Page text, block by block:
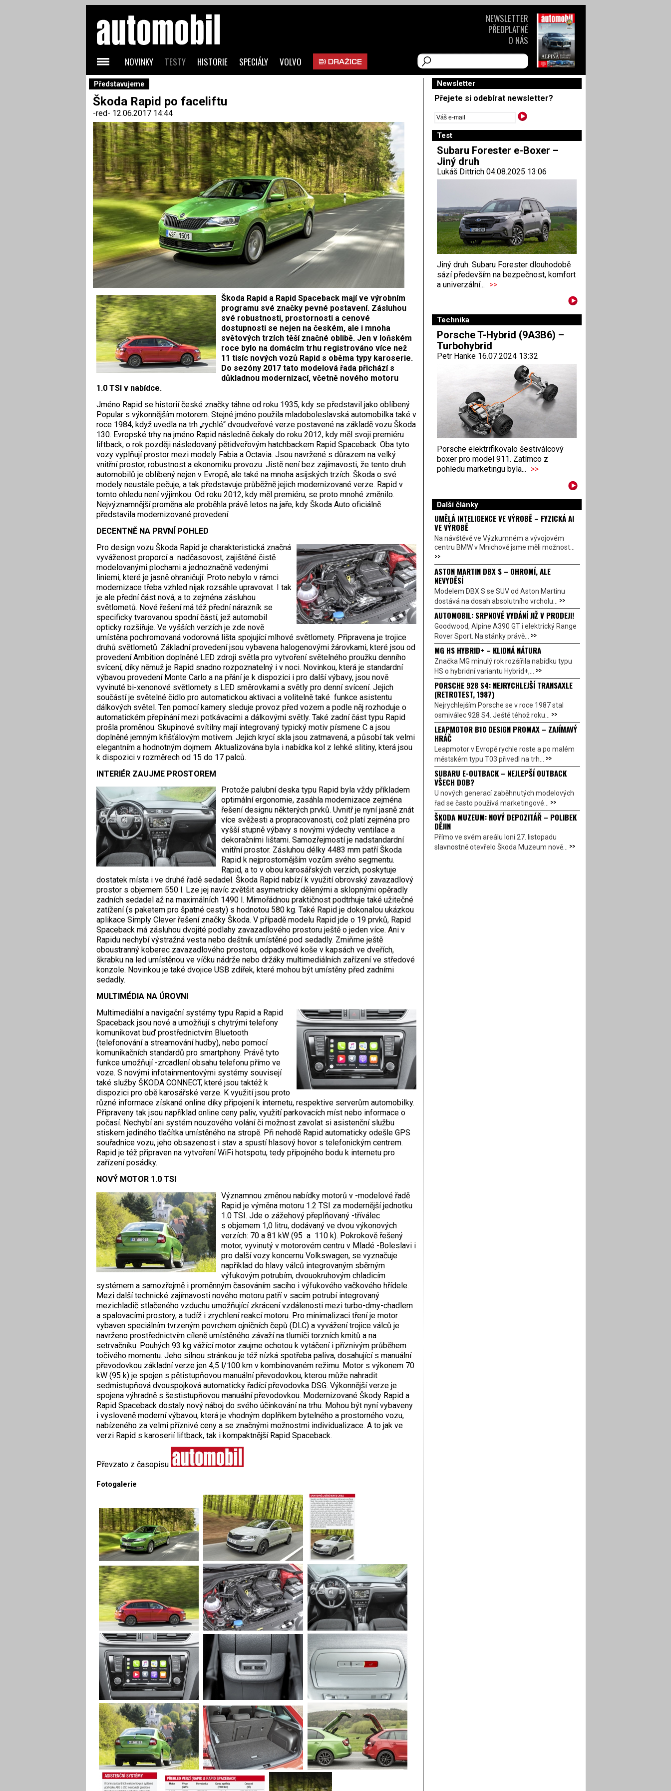
Představujeme
Škoda Rapid po faceliftu
-red- 12.06.2017 14:44
Škoda Rapid a Rapid Spaceback mají ve výrobním
programu své značky pevné postavení. Zásluhou
své robustnosti, prostornosti a cenové
dostupnosti se nejen na českém, ale i mnoha
světových trzích těší značné oblibě. Jen v loňském
roce bylo na domácím trhu registrováno více než
11 tisíc nových vozů Rapid s oběma typy karoserie.
Do sezóny 2017 tato modelová řada přichází s
důkladnou modernizací, včetně nového motoru
1.0 TSI v nabídce.
Jméno Rapid se historií české značky táhne od roku 1935, kdy se představil jako oblíbený
Popular s výkonnějším motorem. Stejné jméno použila mladoboleslavská automobilka také v
roce 1984, když uvedla na trh „rychlé“ dvoudveřové verze postavené na základě vozu Škoda
130. Evropské trhy na jméno Rapid následně čekaly do roku 2012, kdy měl svoji premiéru
liftback, o rok později následovaný pětidveřovým hatchbackem Rapid Spaceback. Oba tyto
vozy vyplňují prostor mezi modely Fabia a Octavia. Jsou navržené s důrazem na velký
vnitřní prostor, robustnost a ekonomiku provozu. Jistě není bez zajímavosti, že tento druh
automobilů je oblíbený nejen v Evropě, ale také na mnoha asijských trzích. Škoda o své
modely neustále pečuje, a tak představuje průběžně jejich modernizované verze. Rapid v
tomto ohledu není výjimkou. Od roku 2012, kdy měl premiéru, se proto mnohé změnilo.
Nejvýznamnější proměna ale proběhla právě letos na jaře, kdy Škoda Auto oficiálně
představila modernizované provedení.
DECENTNĚ NA PRVNÍ POHLED
Pro design vozu Škoda Rapid je charakteristická značná
vyváženost proporcí a nadčasovost, zajištěné čistě
modelovanými plochami a jednoznačně vedenými
liniemi, které je jasně ohraničují. Proto nebylo v rámci
modernizace třeba vzhled nijak rozsáhle upravovat. I tak
je ale přední část nová, a to zejména zásluhou
světlometů. Nové řešení má též přední nárazník se
specificky tvarovanou spodní částí, jež automobil
opticky rozšiřuje. Ve vyšších verzích je zde nově
umístěna pochromovaná vodorovná lišta spojující mlhové světlomety. Připravena je trojice
druhů světlometů. Základní provedení jsou vybavena halogenovými žárovkami, které jsou od
provedení Ambition doplněné LED zdroji světla pro vytvoření světelného proužku denního
svícení, díky němuž je Rapid snadno rozpoznatelný i v noci. Novinkou, která je standardní
výbavou provedení Monte Carlo a na přání je k dispozici i pro další výbavy, jsou nově
vyvinuté bi-xenonové světlomety s LED směrovkami a světly pro denní svícení. Jejich
součástí je světelné čidlo pro automatickou aktivaci a volitelně také funkce asistentu
dálkových světel. Ten pomocí kamery sleduje provoz před vozem a podle něj rozhoduje o
automatickém přepínání mezi potkávacími a dálkovými světly. Také zadní část typu Rapid
prošla proměnou. Skupinové svítilny mají integrovaný typický motiv písmene C a jsou
doplněné jemným křišťálovým motivem. Jejich krycí skla jsou zatmavená, a působí tak velmi
elegantním a hodnotným dojmem. Aktualizována byla i nabídka kol z lehké slitiny, která jsou
k dispozici v rozměrech od 15 do 17 palců.
INTERIÉR ZAUJME PROSTOREM
Protože palubní deska typu Rapid byla vždy příkladem
optimální ergonomie, zasáhla modernizace zejména
řešení designu některých prvků. Uvnitř je nyní jasně znát
více svěžesti a propracovanosti, což platí zejména pro
vyšší stupně výbavy s novými výdechy ventilace a
dekoračními lištami. Samozřejmostí je nadstandardní
vnitřní prostor. Zásluhou délky 4483 mm patří Škoda
Rapid k nejprostornějším vozům svého segmentu.
Rapid, a to v obou karosářských verzích, poskytuje
dostatek místa i ve druhé řadě sedadel. Škoda Rapid nabízí k využití obrovský zavazadlový
prostor s objemem 550 l. Lze jej navíc zvětšit asymetricky dělenými a sklopnými opěradly
zadních sedadel až na maximálních 1490 l. Mimořádnou praktičnost podtrhuje také užitečné
zatížení (s paketem pro špatné cesty) s hodnotou 580 kg. Také Rapid je dokonalou ukázkou
aplikace Simply Clever řešení značky Škoda. V případě modelu Rapid jde o 19 prvků, Rapid
Spaceback má zásluhou dvojité podlahy zavazadlového prostoru ještě o jeden více. Ani v
Rapidu nechybí výstražná vesta nebo deštník umístěné pod sedadly. Zmiňme ještě
oboustranný koberec zavazadlového prostoru, odpadkové koše v kapsách ve dveřích,
škrabku na led umístěnou ve víčku nádrže nebo držáky multimediálních zařízení ve středové
konzole. Novinkou je také dvojice USB zdířek, které mohou být umístěny před zadními
sedadly.
MULTIMÉDIA NA ÚROVNI
Multimediální a navigační systémy typu Rapid a Rapid
Spaceback jsou nové a umožňují s chytrými telefony
komunikovat buď prostřednictvím Bluetooth
(telefonování a streamování hudby), nebo pomocí
komunikačních standardů pro smartphony. Právě tyto
funkce umožňují -zrcadlení obsahu telefonu přímo ve
voze. S novými infotainmentovými systémy souvisejí
také služby ŠKODA CONNECT, které jsou taktéž k
dispozici pro obě karosářské verze. K využití jsou proto
různé informace získané online díky připojení k internetu, respektive serverům automobilky.
Připraveny tak jsou například online ceny paliv, využití parkovacích míst nebo informace o
počasí. Nechybí ani systém nouzového volání či možnost zavolat si asistenční službu
stiskem jediného tlačítka umístěného na stropě. Při nehodě Rapid automaticky odešle GPS
souřadnice vozu, jeho obsazenost i stav a spustí hlasový hovor s telefonickým centrem.
Rapid je též připraven na vytvoření WiFi hotspotu, tedy přípojného bodu k internetu pro
zařízení posádky.
NOVÝ MOTOR 1.0 TSI
Významnou změnou nabídky motorů v -modelové řadě
Rapid je výměna motoru 1.2 TSI za modernější jednotku
1.0 TSI. Jde o zážehový přeplňovaný -tříválec
s objemem 1,0 litru, dodávaný ve dvou výkonových
verzích: 70 a 81 kW (95 a 110 k). Pokrokově řešený
motor, vyvinutý v motorovém centru v Mladé -Boleslavi i
pro další vozy koncernu Volkswagen, se vyznačuje
například do hlavy válců integrovaným sběrným
výfukovým potrubím, dvouokruhovým chladicím
systémem a samozřejmě i proměnným časováním sacího i výfukového vačkového hřídele.
Mezi další technické zajímavosti nového motoru patří v sacím potrubí integrovaný
mezichladič stlačeného vzduchu umožňující zkrácení vzdálenosti mezi turbo-dmy-chadlem
a spalovacími prostory, a tudíž i zrychlení reakcí motoru. Pro minimalizaci tření je motor
vybaven speciálním tvrzeným povrchem ojničních čepů (DLC) a vyvážení trojice válců je
navrženo prostřednictvím cíleně umístěného závaží na tlumiči torzních kmitů a na
setrvačníku. Pouhých 93 kg vážící motor zaujme ochotou k vytáčení i příznivým průběhem
točivého momentu. Jeho silnou stránkou je též nízká spotřeba paliva, dosahující s manuální
převodovkou základní verze jen 4,5 l/100 km v kombinovaném režimu. Motor s výkonem 70
kW (95 k) je spojen s pětistupňovou manuální převodovkou, kterou může nahradit
sedmistupňová dvouspojková automaticky řadící převodovka DSG. Výkonnější verze je
spojena výhradně s šestistupňovou manuální převodovkou. Modernizované Škody Rapid a
Rapid Spaceback dostaly nový náboj do svého účinkování na trhu. Mohou být nyní vybaveny
i vysloveně moderní výbavou, která je vhodným doplňkem bytelného a prostorného vozu,
nabízeného za velmi příznivé ceny a se značnými možnostmi individualizace. A to jak ve
verzi Rapid s karoserií liftback, tak i kompaktnější Rapid Spaceback.
Převzato z časopisu
Fotogalerie
Newsletter
Přejete si odebírat newsletter?
Test
Subaru Forester e-Boxer –
Jiný druh
Lukáš Dittrich 04.08.2025 13:06
Jiný druh. Subaru Forester dlouhodobě
sází především na bezpečnost, komfort
a univerzální... >>
Technika
Porsche T-Hybrid (9A3B6) –
Turbohybrid
Petr Hanke 16.07.2024 13:32
Porsche elektrifikovalo šestiválcový
boxer pro model 911. Zatímco z
pohledu marketingu byla... >>
Další články
UMĚLÁ INTELIGENCE VE VÝROBĚ – FYZICKÁ AI
VE VÝROBĚ
Na návštěvě ve Výzkumném a vývojovém
centru BMW v Mnichově jsme měli možnost...
>>
ASTON MARTIN DBX S – OHROMÍ, ALE
NEVYDĚSÍ
Modelem DBX S se SUV od Aston Martinu
dostává na dosah absolutního vrcholu... >>
AUTOMOBIL: SRPNOVÉ VYDÁNÍ JIŽ V PRODEJI!
Goodwood, Alpine A390 GT i elektrický Range
Rover Sport. Na stánky právě... >>
MG HS HYBRID+ – KLIDNÁ NÁTURA
Značka MG minulý rok rozšířila nabídku typu
HS o hybridní variantu Hybrid+,... >>
PORSCHE 928 S4: NEJRYCHLEJŠÍ TRANSAXLE
(RETROTEST, 1987)
Nejrychlejším Porsche se v roce 1987 stal
osmiválec 928 S4. Ještě téhož roku... >>
LEAPMOTOR B10 DESIGN PROMAX – ZAJÍMAVÝ
HRÁČ
Leapmotor v Evropě rychle roste a po malém
městském typu T03 přivedl na trh... >>
SUBARU E-OUTBACK – NEJLEPŠÍ OUTBACK
VŠECH DOB?
U nových generací zaběhnutých modelových
řad se často používá marketingové... >>
ŠKODA MUZEUM: NOVÝ DEPOZITÁŘ – POLIBEK
DĚJIN
Přímo ve svém areálu loni 27. listopadu
slavnostně otevřelo Škoda Muzeum nově... >>
NOVINKY TESTY HISTORIE SPECIÁLY VOLVO
NEWSLETTER
PŘEDPLATNÉ
O NÁS